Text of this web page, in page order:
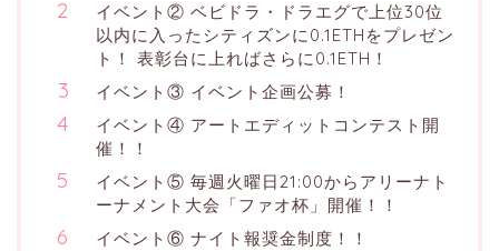
イベント② ベビドラ・ドラエグで上位30位
以内に入ったシティズンに0.1ETHをプレゼン
ト！ 表彰台に上ればさらに0.1ETH！
イベント③ イベント企画公募！
イベント④ アートエディットコンテスト開
催！！
イベント⑤ 毎週火曜日21:00からアリーナト
ーナメント大会「ファオ杯」開催！！
イベント⑥ ナイト報奨金制度！！